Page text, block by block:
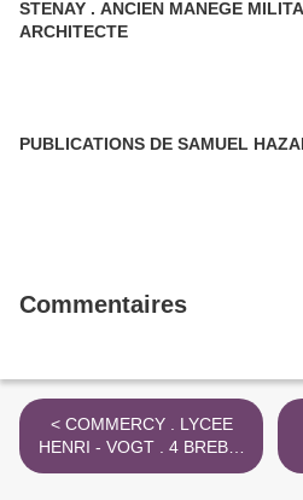
STENAY . ANCIEN MANEGE MILITAIRE . LEBEIGLE
ARCHITECTE
Commentaires
< COMMERCY . LYCEE
HENRI - VOGT . 4 BREBIS
EN PÂTURAGE . 2022